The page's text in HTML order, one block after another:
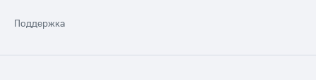
Поддержка